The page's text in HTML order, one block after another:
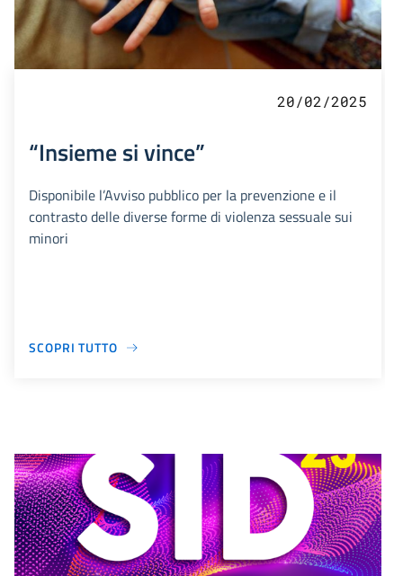
20/02/2025
“Insieme si vince”
Disponibile l’Avviso pubblico per la prevenzione e il
contrasto delle diverse forme di violenza sessuale sui
minori
SCOPRI TUTTO